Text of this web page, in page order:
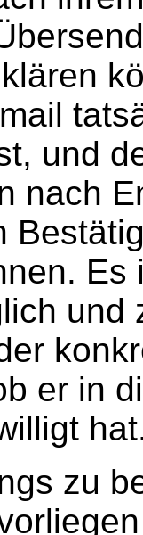
und
nach
und
er in
zu